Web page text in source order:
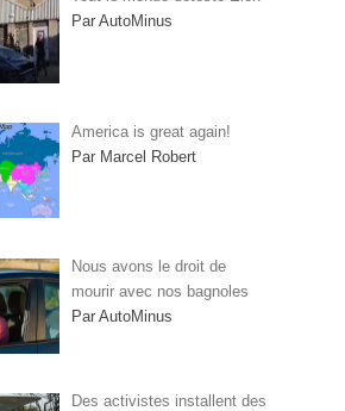
Par AutoMinus
America is great again!
Par Marcel Robert
Nous avons le droit de
mourir avec nos bagnoles
Par AutoMinus
Des activistes installent des